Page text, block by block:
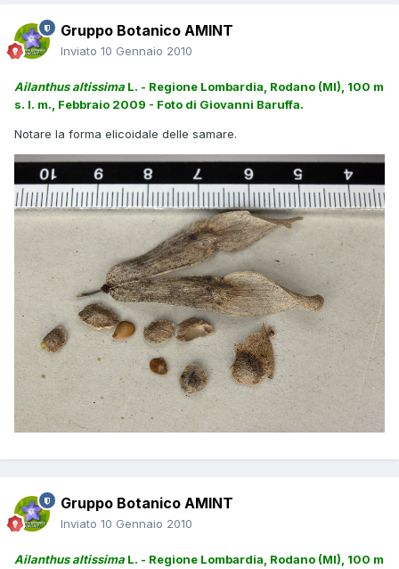
Gruppo Botanico AMINT
Inviato 10 Gennaio 2010
Ailanthus altissima L. - Regione Lombardia, Rodano (MI), 100 m
s. l. m., Febbraio 2009 - Foto di Giovanni Baruffa.
Notare la forma elicoidale delle samare.
Gruppo Botanico AMINT
Inviato 10 Gennaio 2010
Ailanthus altissima L. - Regione Lombardia, Rodano (MI), 100 m